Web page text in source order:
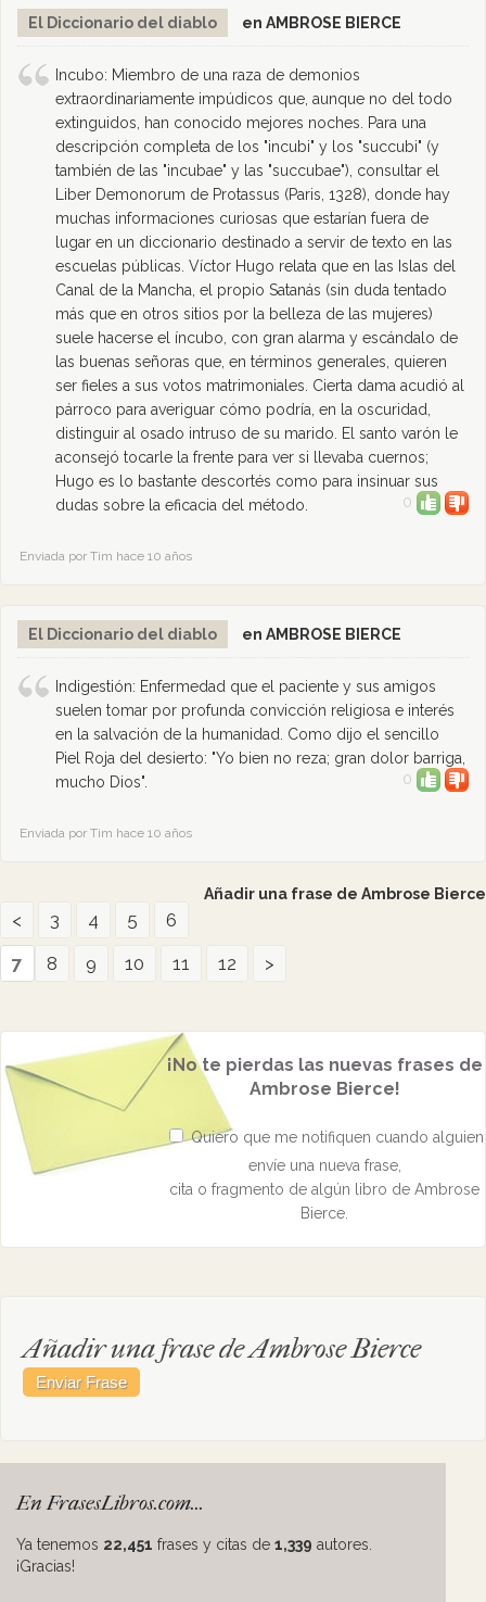
El Diccionario del diablo en AMBROSE BIERCE
Incubo: Miembro de una raza de demonios
extraordinariamente impúdicos que, aunque no del todo
extinguidos, han conocido mejores noches. Para una
descripción completa de los "incubi" y los "succubi" (y
también de las "incubae" y las "succubae"), consultar el
Liber Demonorum de Protassus (Paris, 1328), donde hay
muchas informaciones curiosas que estarían fuera de
lugar en un diccionario destinado a servir de texto en las
escuelas públicas. Víctor Hugo relata que en las Islas del
Canal de la Mancha, el propio Satanás (sin duda tentado
más que en otros sitios por la belleza de las mujeres)
suele hacerse el íncubo, con gran alarma y escándalo de
las buenas señoras que, en términos generales, quieren
ser fieles a sus votos matrimoniales. Cierta dama acudió al
párroco para averiguar cómo podría, en la oscuridad,
distinguir al osado intruso de su marido. El santo varón le
aconsejó tocarle la frente para ver si llevaba cuernos;
Hugo es lo bastante descortés como para insinuar sus
dudas sobre la eficacia del método.
0
Enviada por Tim hace 10 años
El Diccionario del diablo en AMBROSE BIERCE
Indigestión: Enfermedad que el paciente y sus amigos
suelen tomar por profunda convicción religiosa e interés
en la salvación de la humanidad. Como dijo el sencillo
Piel Roja del desierto: "Yo bien no reza; gran dolor barriga,
mucho Dios".
0
Enviada por Tim hace 10 años
Añadir una frase de Ambrose Bierce
< 3 4 5
6
7
8 9 10 11 12 >
¡No te pierdas las nuevas frases de
Ambrose Bierce!
Quiero que me notifiquen cuando alguien
envíe una nueva frase,
cita o fragmento de algún libro de Ambrose
Bierce.
Añadir una frase de Ambrose Bierce
En FrasesLibros.com...
Ya tenemos 22,451 frases y citas de 1,339 autores.
¡Gracias!